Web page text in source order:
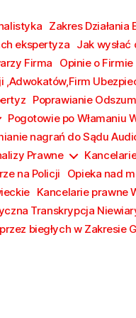
Zakres Działania
ekspertyza Jak wysłać
Firma Opinie o Firmie
,Adwokatów,Firm
Poprawianie
Pogotowie po Włamaniu
nagrań do Sądu
Prawne
na Policji
Opieka nad
Kancelarie prawne
Transkrypcja
biegłych w Zakresie